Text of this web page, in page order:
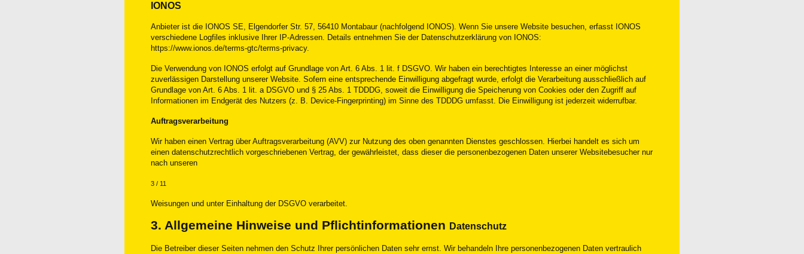
IONOS
Anbieter ist die IONOS SE, Elgendorfer Str. 57, 56410 Montabaur (nachfolgend IONOS). Wenn Sie unsere Website besuchen, erfasst IONOS
verschiedene Logfiles inklusive Ihrer IP-Adressen. Details entnehmen Sie der Datenschutzerklärung von IONOS:
https://www.ionos.de/terms-gtc/terms-privacy.
Die Verwendung von IONOS erfolgt auf Grundlage von Art. 6 Abs. 1 lit. f DSGVO. Wir haben ein berechtigtes Interesse an einer möglichst
zuverlässigen Darstellung unserer Website. Sofern eine entsprechende Einwilligung abgefragt wurde, erfolgt die Verarbeitung ausschließlich auf
Grundlage von Art. 6 Abs. 1 lit. a DSGVO und § 25 Abs. 1 TDDDG, soweit die Einwilligung die Speicherung von Cookies oder den Zugriff auf
Informationen im Endgerät des Nutzers (z. B. Device-Fingerprinting) im Sinne des TDDDG umfasst. Die Einwilligung ist jederzeit widerrufbar.
Auftragsverarbeitung
Wir haben einen Vertrag über Auftragsverarbeitung (AVV) zur Nutzung des oben genannten Dienstes geschlossen. Hierbei handelt es sich um
einen datenschutzrechtlich vorgeschriebenen Vertrag, der gewährleistet, dass dieser die personenbezogenen Daten unserer Websitebesucher nur
nach unseren
3 / 11
Weisungen und unter Einhaltung der DSGVO verarbeitet.
3. Allgemeine Hinweise und Pflichtinformationen Datenschutz
Die Betreiber dieser Seiten nehmen den Schutz Ihrer persönlichen Daten sehr ernst. Wir behandeln Ihre personenbezogenen Daten vertraulich